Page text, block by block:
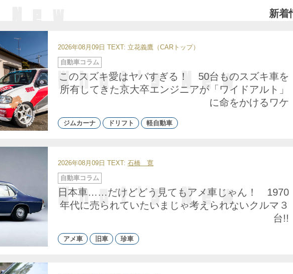
新着
2026年08月09日 TEXT: 立花義鷹（CARトップ）
このスズキ愛はヤバすぎる！ 50台ものスズキ車を
所有してきた京大卒エンジニアが「ワイドアルト」
に命をかけるワケ
カ
テ
リ
ー
自動車コラム
ジムカーナ ドリフト 軽自動車
2026年08月09日 TEXT: 石橋 寛
日本車……だけどどう見てもアメ車じゃん！ 1970
年代に売られていたいまじゃ考えられないクルマ３
台!!
カ
テ
ゴ
リ
ー
自動車コラム
アメ車 旧車 珍車